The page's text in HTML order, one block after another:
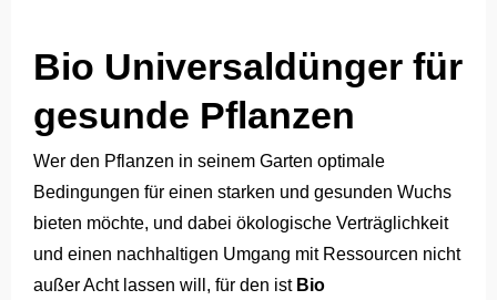
Bio Universaldünger für
gesunde Pflanzen
Wer den Pflanzen in seinem Garten optimale
Bedingungen für einen starken und gesunden Wuchs
bieten möchte, und dabei ökologische Verträglichkeit
und einen nachhaltigen Umgang mit Ressourcen nicht
außer Acht lassen will, für den ist Bio